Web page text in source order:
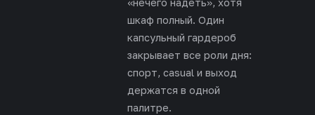
«нечего надеть», хотя
шкаф полный. Один
капсульный гардероб
закрывает все роли дня:
спорт, casual и выход
держатся в одной
палитре.